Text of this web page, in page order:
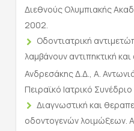
Διεθνούς Ολυμπιακής
2002.
Οδοντιατρική
λαμβάνουν αντιπηκτική
Ανδρεσάκης Δ.Δ., Α.
Πειραϊκό Ιατρικό
Διαγνωστική και
οδοντογενών λοιμώξεων.